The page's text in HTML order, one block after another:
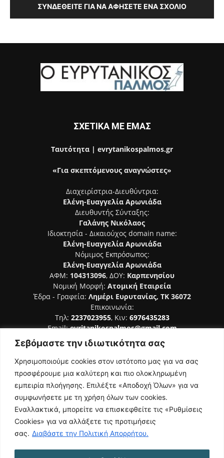
Σεβόμαστε την ιδιωτικότητα σας
Χρησιμοποιούμε cookies στον ιστότοπο μας για να σας
προσφέρουμε μια καλύτερη και πιο ολοκληρωμένη
εμπειρία πλοήγησης. Επιλέξτε «Αποδοχή Όλων» για να
συμφωνήσετε με τη χρήση όλων των cookies.
Εναλλακτικά, μπορείτε να επισκεφθείτε τις «Ρυθμίσεις
Cookies» για να αλλάξετε τις προτιμήσεις
σας. Διαβάστε την Πολιτική Απορρήτου.
ΣΥΝΔΕΘΕΊΤΕ ΓΙΑ ΝΑ ΑΦΉΣΕΤΕ ΈΝΑ ΣΧΌΛΙΟ
ΣΧΕΤΙΚΑ ΜΕ ΕΜΑΣ
Ταυτότητα | evrytanikospalmos.gr
«Για σκεπτόμενους αναγνώστες»
Διαχειρίστρια-Διευθύντρια:
Ελένη-Ευαγγελία Αρωνιάδα
Διευθυντής Σύνταξης:
Γαλάνης Νικόλαος
Ιδιοκτησία - Δικαιούχος domain name:
Ελένη-Ευαγγελία Αρωνιάδα
Νόμιμος Εκπρόσωπος:
Ελένη-Ευαγγελία Αρωνιάδα
ΑΦΜ: 104313096, ΔΟΥ: Καρπενησίου
Νομική Μορφή: Ατομική Εταιρεία
Έδρα - Γραφεία: Λημέρι Ευρυτανίας, ΤΚ 36072
Επικοινωνία:
Τηλ: 2237023955, Κιν: 6976435283
Email:evritanikospalmos@gmail.com
Αριθμός Πιστοποίησης Μ.Η.Τ. 242044
ΑΚΟΛΟΥΘΗΣΕ ΜΑΣ